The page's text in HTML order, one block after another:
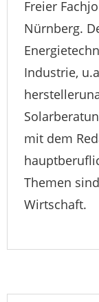
Freier
Nürnberg.
Industrie,
mit dem
Themen
Wirtschaft.